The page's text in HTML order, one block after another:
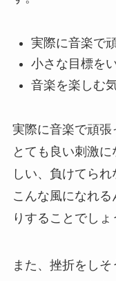
実際に音楽で
小さな目標を
音楽を楽しむ
実際に音楽で頑張
とても良い刺激
しい、負けてら
こんな風になれ
りすることでしょ
また、挫折をし